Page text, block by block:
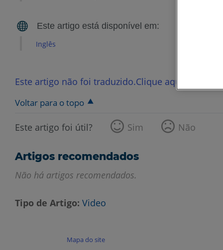
Inglês
Este artigo não foi traduzido.Clique aqui para
Voltar para o topo
Este artigo foi útil? Sim Não
Artigos recomendados
Não há artigos recomendados.
Tipo de Artigo Video
Mapa do site